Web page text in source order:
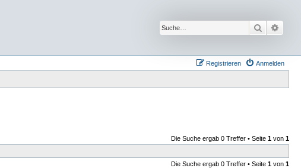
Suche
Anmelden
Registrieren
Die Suche ergab 0 Treffer • Seite 1 von 1
Die Suche ergab 0 Treffer • Seite 1 von 1